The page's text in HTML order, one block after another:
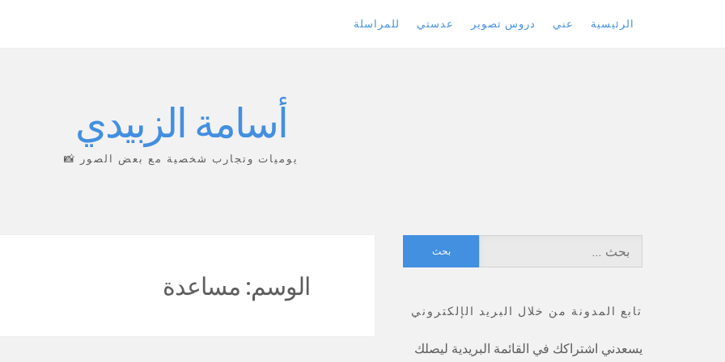
الرئيسية عني دروس تصوير عدستي للمراسلة
أسامة الزبيدي
يوميات وتجارب شخصية مع بعض الصور 📸
الوسم: مساعدة
البحث
عن:
تابع المدونة من خلال البريد الإلكتروني
يسعدني اشتراكك في القائمة البريدية ليصلك